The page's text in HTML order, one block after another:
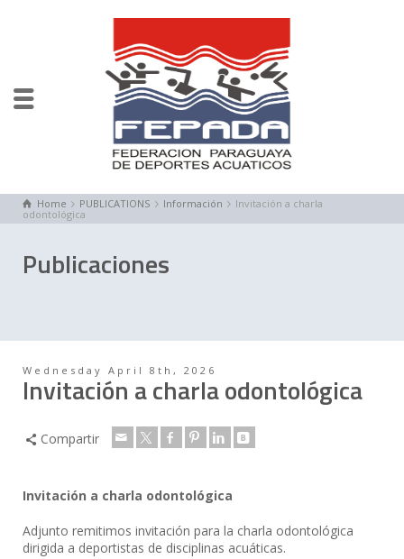
Home PUBLICATIONS Información
Invitación a charla
odontológica
Publicaciones
Wednesday April 8th, 2026
Invitación a charla odontológica
Compartir
Invitación a charla odontológica
Adjunto remitimos invitación para la charla odontológica
dirigida a deportistas de disciplinas acuáticas.